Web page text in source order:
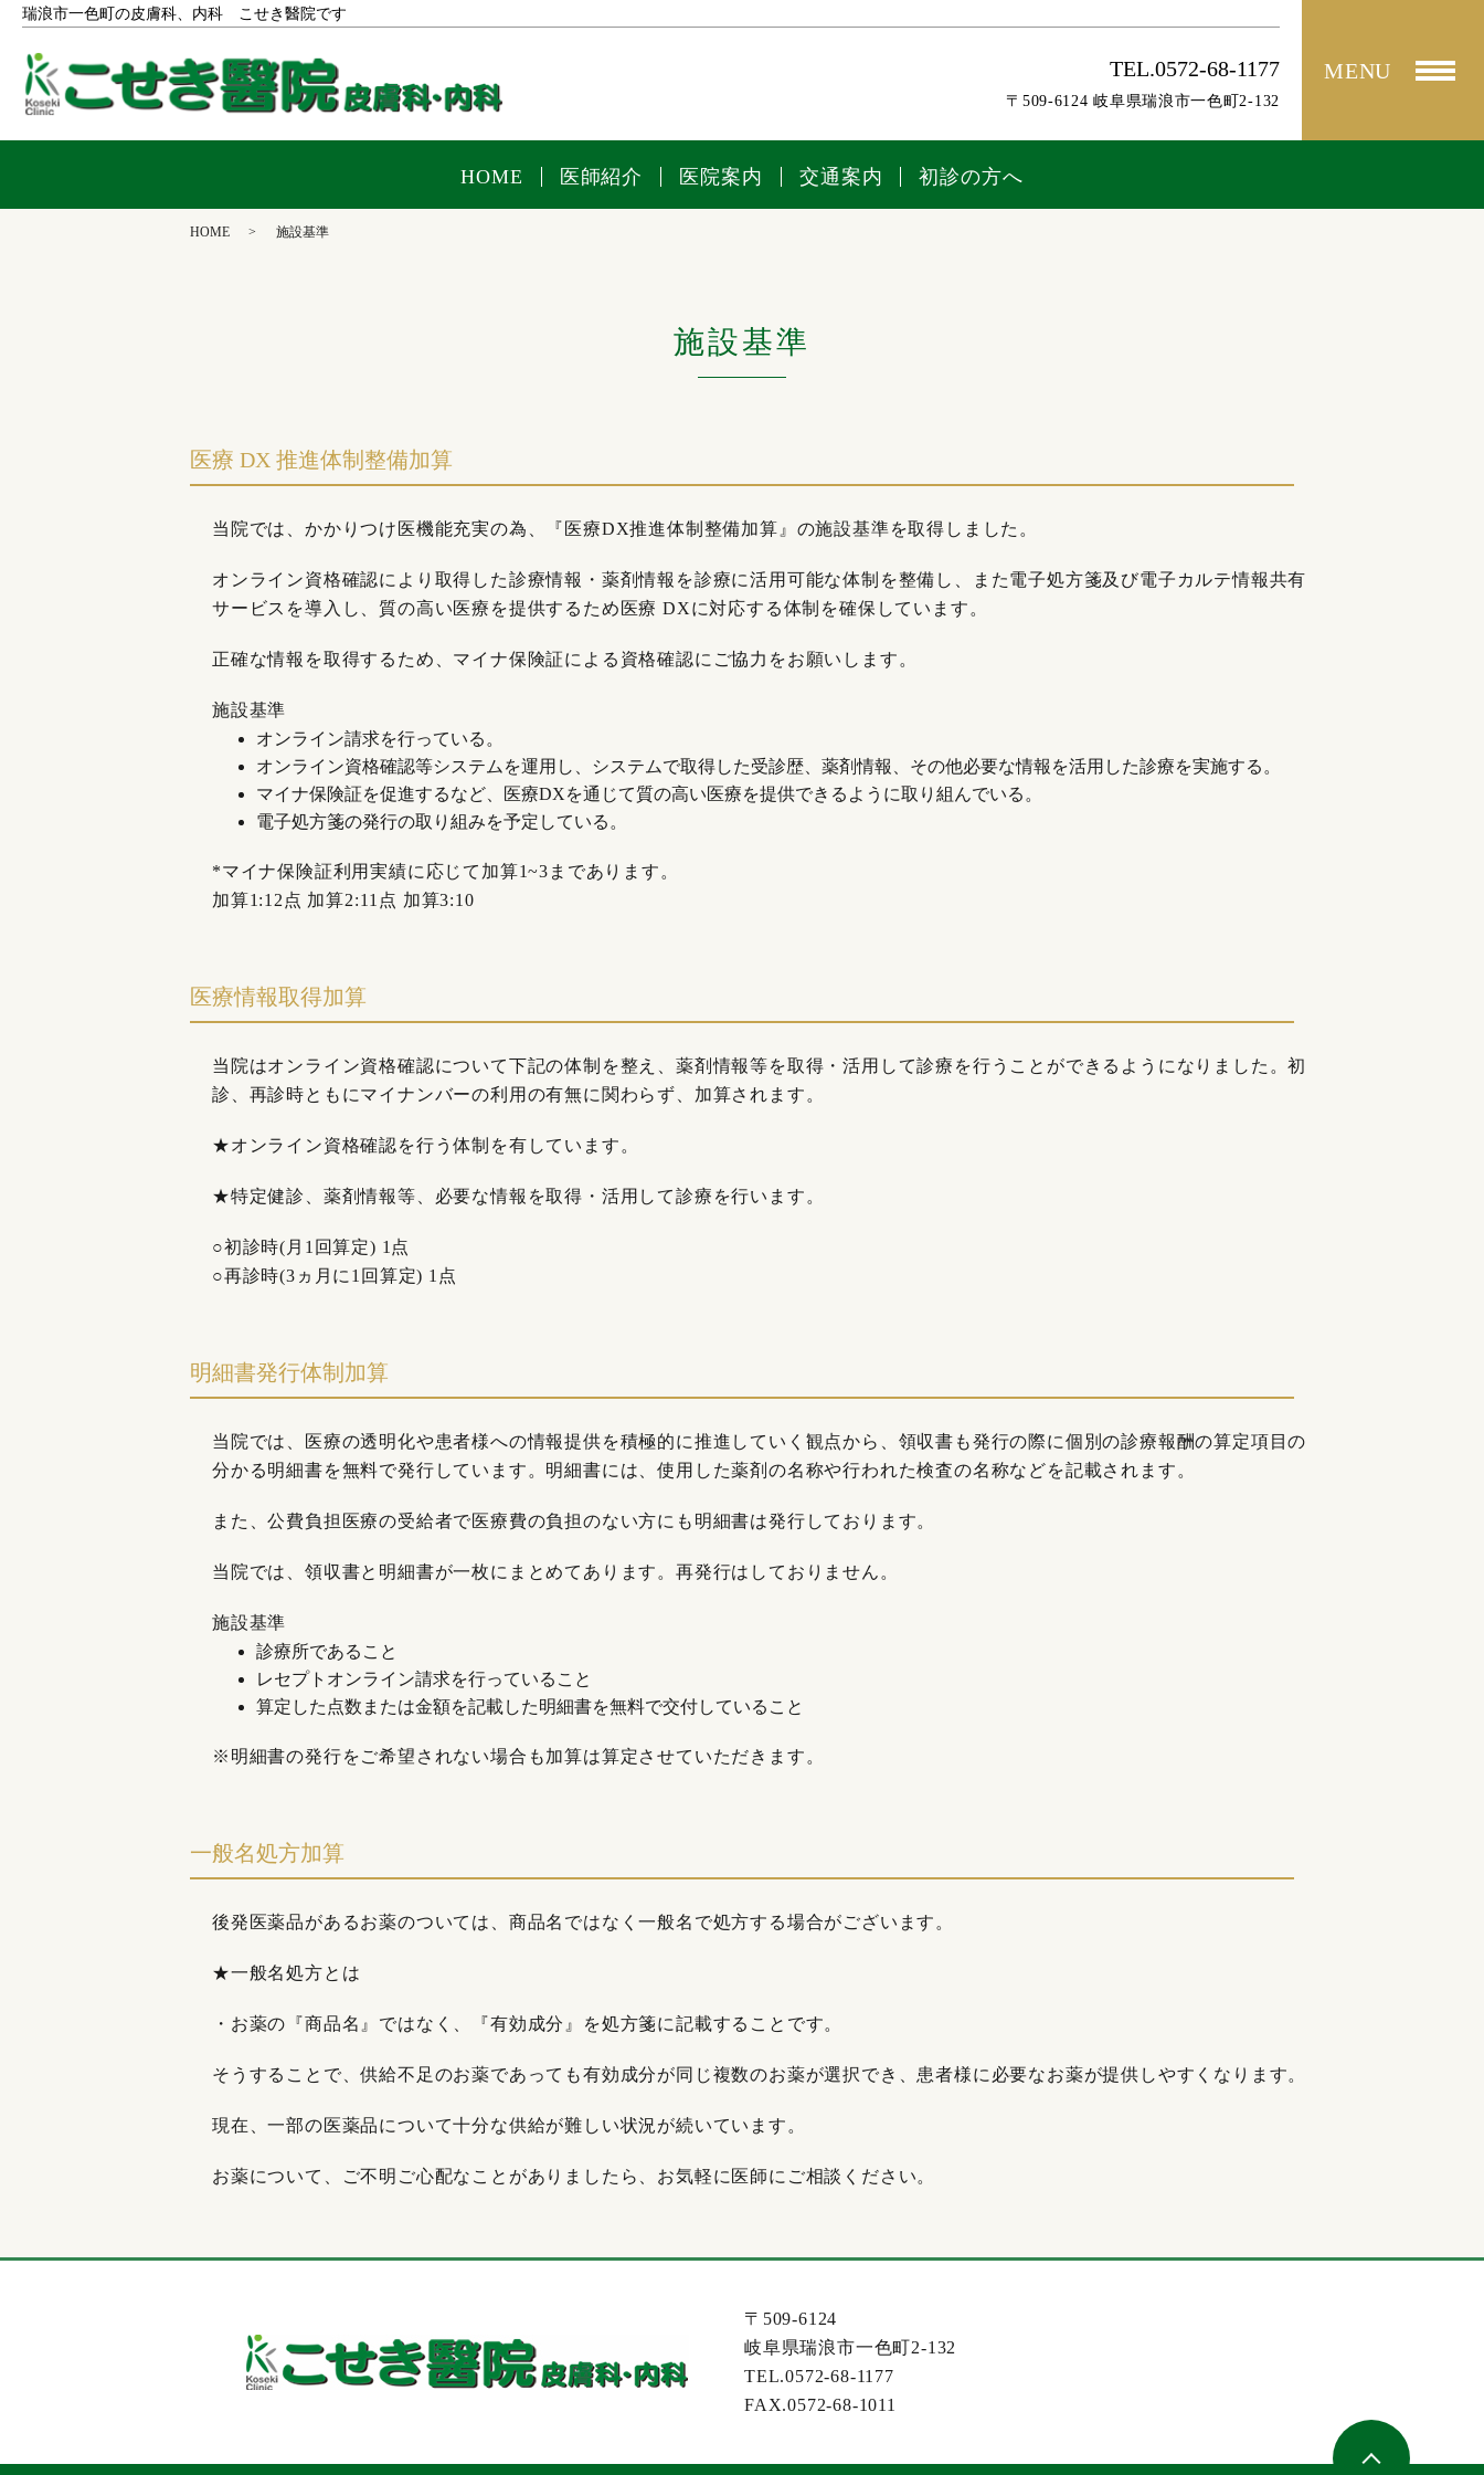
瑞浪市一色町の皮膚科、内科 こせき醫院です
TEL.0572-68-1177
〒509-6124 岐阜県瑞浪市一色町2-132
MENU
HOME 医師紹介 医院案内 交通案内 初診の方へ
HOME 施設基準
施設基準
医療 DX 推進体制整備加算
当院では、かかりつけ医機能充実の為、『医療DX推進体制整備加算』の施設基準を取得しました。
オンライン資格確認により取得した診療情報・薬剤情報を診療に活用可能な体制を整備し、また電子処方箋及び電子カルテ情報共有
サービスを導入し、質の高い医療を提供するため医療 DXに対応する体制を確保しています。
正確な情報を取得するため、マイナ保険証による資格確認にご協力をお願いします。
施設基準
オンライン請求を行っている。
オンライン資格確認等システムを運用し、システムで取得した受診歴、薬剤情報、その他必要な情報を活用した診療を実施する。
マイナ保険証を促進するなど、医療DXを通じて質の高い医療を提供できるように取り組んでいる。
電子処方箋の発行の取り組みを予定している。
*マイナ保険証利用実績に応じて加算1~3まであります。
加算1:12点 加算2:11点 加算3:10
医療情報取得加算
当院はオンライン資格確認について下記の体制を整え、薬剤情報等を取得・活用して診療を行うことができるようになりました。初
診、再診時ともにマイナンバーの利用の有無に関わらず、加算されます。
★オンライン資格確認を行う体制を有しています。
★特定健診、薬剤情報等、必要な情報を取得・活用して診療を行います。
○初診時(月1回算定) 1点
○再診時(3ヵ月に1回算定) 1点
明細書発行体制加算
当院では、医療の透明化や患者様への情報提供を積極的に推進していく観点から、領収書も発行の際に個別の診療報酬の算定項目の
分かる明細書を無料で発行しています。明細書には、使用した薬剤の名称や行われた検査の名称などを記載されます。
また、公費負担医療の受給者で医療費の負担のない方にも明細書は発行しております。
当院では、領収書と明細書が一枚にまとめてあります。再発行はしておりません。
施設基準
診療所であること
レセプトオンライン請求を行っていること
算定した点数または金額を記載した明細書を無料で交付していること
※明細書の発行をご希望されない場合も加算は算定させていただきます。
一般名処方加算
後発医薬品があるお薬のついては、商品名ではなく一般名で処方する場合がございます。
★一般名処方とは
・お薬の『商品名』ではなく、『有効成分』を処方箋に記載することです。
そうすることで、供給不足のお薬であっても有効成分が同じ複数のお薬が選択でき、患者様に必要なお薬が提供しやすくなります。
現在、一部の医薬品について十分な供給が難しい状況が続いています。
お薬について、ご不明ご心配なことがありましたら、お気軽に医師にご相談ください。
〒509-6124
岐阜県瑞浪市一色町2-132
TEL.0572-68-1177
FAX.0572-68-1011